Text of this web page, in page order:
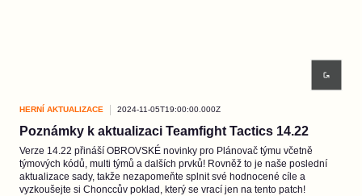
HERNÍ AKTUALIZACE 2024-11-05T19:00:00.000Z
Poznámky k aktualizaci Teamfight Tactics 14.22
Verze 14.22 přináší OBROVSKÉ novinky pro Plánovač týmu včetně
týmových kódů, multi týmů a dalších prvků! Rovněž to je naše poslední
aktualizace sady, takže nezapomeňte splnit své hodnocené cíle a
vyzkoušejte si Chonccův poklad, který se vrací jen na tento patch!